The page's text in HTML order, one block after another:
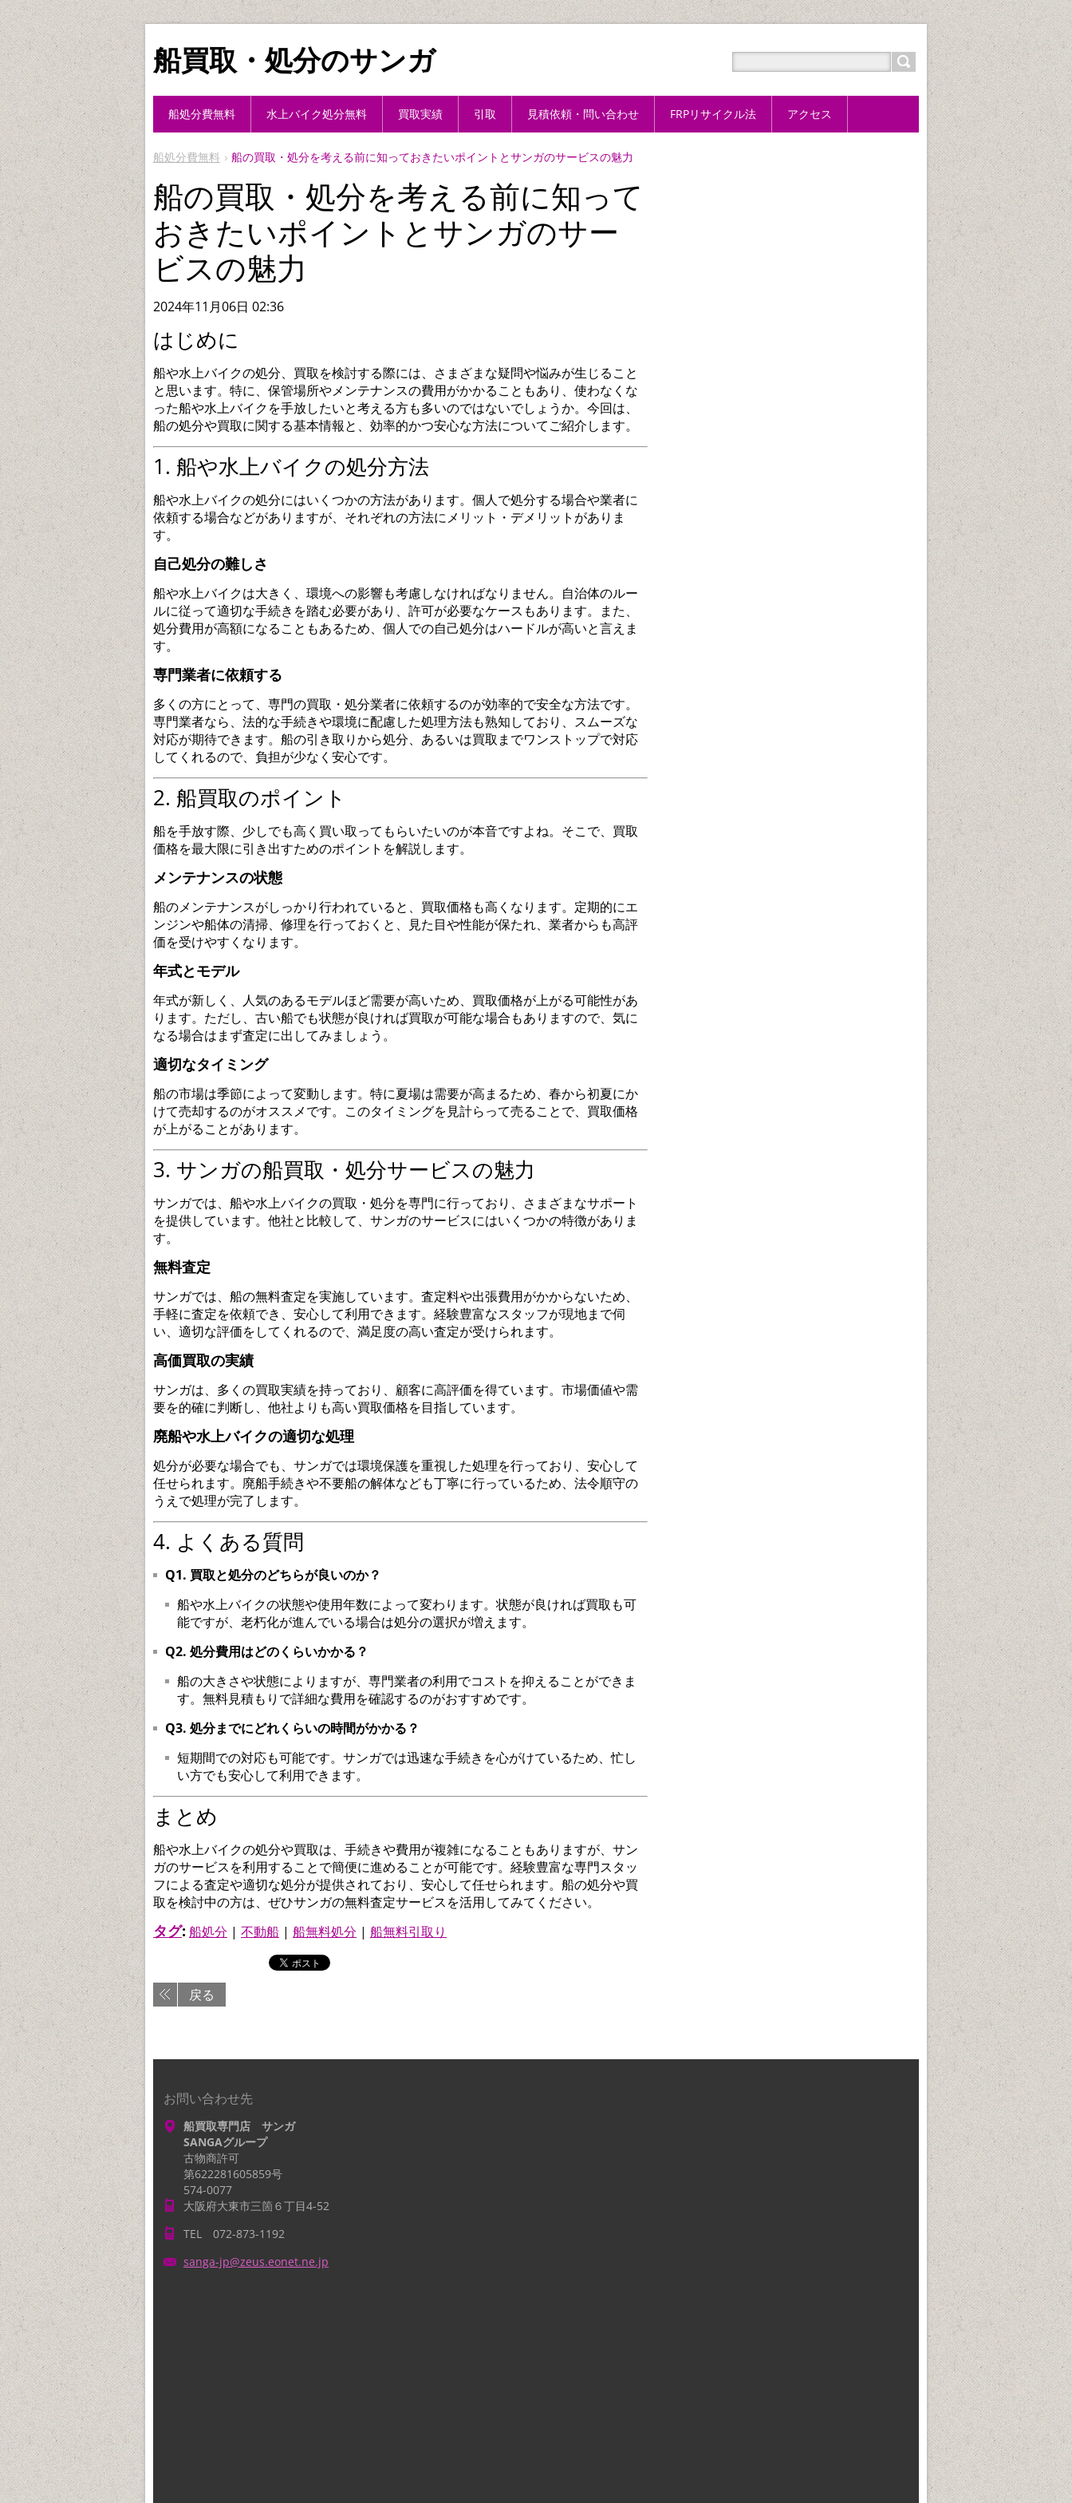
船買取・処分のサンガ
船処分費無料 船の買取・処分を考える前に知っておきたいポイントとサンガのサービスの魅力
船の買取・処分を考える前に知って
おきたいポイントとサンガのサー
ビスの魅力
2024年11月06日 02:36
はじめに
船や水上バイクの処分、買取を検討する際には、さまざまな疑問や悩みが生じること
と思います。特に、保管場所やメンテナンスの費用がかかることもあり、使わなくな
った船や水上バイクを手放したいと考える方も多いのではないでしょうか。今回は、
船の処分や買取に関する基本情報と、効率的かつ安心な方法についてご紹介します。
1. 船や水上バイクの処分方法
船や水上バイクの処分にはいくつかの方法があります。個人で処分する場合や業者に
依頼する場合などがありますが、それぞれの方法にメリット・デメリットがありま
す。
自己処分の難しさ
船や水上バイクは大きく、環境への影響も考慮しなければなりません。自治体のルー
ルに従って適切な手続きを踏む必要があり、許可が必要なケースもあります。また、
処分費用が高額になることもあるため、個人での自己処分はハードルが高いと言えま
す。
専門業者に依頼する
多くの方にとって、専門の買取・処分業者に依頼するのが効率的で安全な方法です。
専門業者なら、法的な手続きや環境に配慮した処理方法も熟知しており、スムーズな
対応が期待できます。船の引き取りから処分、あるいは買取までワンストップで対応
してくれるので、負担が少なく安心です。
2. 船買取のポイント
船を手放す際、少しでも高く買い取ってもらいたいのが本音ですよね。そこで、買取
価格を最大限に引き出すためのポイントを解説します。
メンテナンスの状態
船のメンテナンスがしっかり行われていると、買取価格も高くなります。定期的にエ
ンジンや船体の清掃、修理を行っておくと、見た目や性能が保たれ、業者からも高評
価を受けやすくなります。
年式とモデル
年式が新しく、人気のあるモデルほど需要が高いため、買取価格が上がる可能性があ
ります。ただし、古い船でも状態が良ければ買取が可能な場合もありますので、気に
なる場合はまず査定に出してみましょう。
適切なタイミング
船の市場は季節によって変動します。特に夏場は需要が高まるため、春から初夏にか
けて売却するのがオススメです。このタイミングを見計らって売ることで、買取価格
が上がることがあります。
3. サンガの船買取・処分サービスの魅力
サンガでは、船や水上バイクの買取・処分を専門に行っており、さまざまなサポート
を提供しています。他社と比較して、サンガのサービスにはいくつかの特徴がありま
す。
無料査定
サンガでは、船の無料査定を実施しています。査定料や出張費用がかからないため、
手軽に査定を依頼でき、安心して利用できます。経験豊富なスタッフが現地まで伺
い、適切な評価をしてくれるので、満足度の高い査定が受けられます。
高価買取の実績
サンガは、多くの買取実績を持っており、顧客に高評価を得ています。市場価値や需
要を的確に判断し、他社よりも高い買取価格を目指しています。
廃船や水上バイクの適切な処理
処分が必要な場合でも、サンガでは環境保護を重視した処理を行っており、安心して
任せられます。廃船手続きや不要船の解体なども丁寧に行っているため、法令順守の
うえで処理が完了します。
4. よくある質問
Q1. 買取と処分のどちらが良いのか？
船や水上バイクの状態や使用年数によって変わります。状態が良ければ買取も可
能ですが、老朽化が進んでいる場合は処分の選択が増えます。
Q2. 処分費用はどのくらいかかる？
船の大きさや状態によりますが、専門業者の利用でコストを抑えることができま
す。無料見積もりで詳細な費用を確認するのがおすすめです。
Q3. 処分までにどれくらいの時間がかかる？
短期間での対応も可能です。サンガでは迅速な手続きを心がけているため、忙し
い方でも安心して利用できます。
まとめ
船や水上バイクの処分や買取は、手続きや費用が複雑になることもありますが、サン
ガのサービスを利用することで簡便に進めることが可能です。経験豊富な専門スタッ
フによる査定や適切な処分が提供されており、安心して任せられます。船の処分や買
取を検討中の方は、ぜひサンガの無料査定サービスを活用してみてください。
タグ: 船処分 | 不動船 | 船無料処分 | 船無料引取り
戻る
船処分費無料 水上バイク処分無料 買取実績 引取 見積依頼・問い合わせ FRPリサイクル法 アクセス
お問い合わせ先
船買取専門店 サンガ
SANGAグループ
古物商許可
第622281605859号
574-0077
大阪府大東市三箇６丁目4-52
TEL 072-873-1192
sanga-jp@zeus.eonet.ne.jp